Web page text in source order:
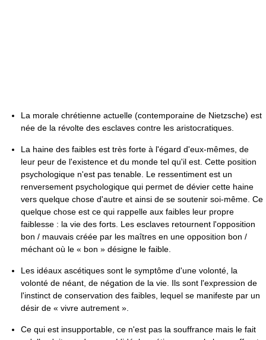
La morale chrétienne actuelle (contemporaine de Nietzsche) est
née de la révolte des esclaves contre les aristocratiques.
La haine des faibles est très forte à l'égard d'eux-mêmes, de
leur peur de l'existence et du monde tel qu'il est. Cette position
psychologique n'est pas tenable. Le ressentiment est un
renversement psychologique qui permet de dévier cette haine
vers quelque chose d'autre et ainsi de se soutenir soi-même. Ce
quelque chose est ce qui rappelle aux faibles leur propre
faiblesse : la vie des forts. Les esclaves retournent l'opposition
bon / mauvais créée par les maîtres en une opposition bon /
méchant où le « bon » désigne le faible.
Les idéaux ascétiques sont le symptôme d'une volonté, la
volonté de néant, de négation de la vie. Ils sont l'expression de
l'instinct de conservation des faibles, lequel se manifeste par un
désir de « vivre autrement ».
Ce qui est insupportable, ce n'est pas la souffrance mais le fait